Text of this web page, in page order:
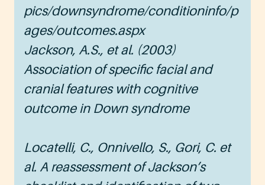
pics/downsyndrome/conditioninfo/p
ages/outcomes.aspx
Jackson, A.S., et al. (2003)
Association of specific facial and
cranial features with cognitive
outcome in Down syndrome
Locatelli, C., Onnivello, S., Gori, C. et
al. A reassessment of Jackson’s